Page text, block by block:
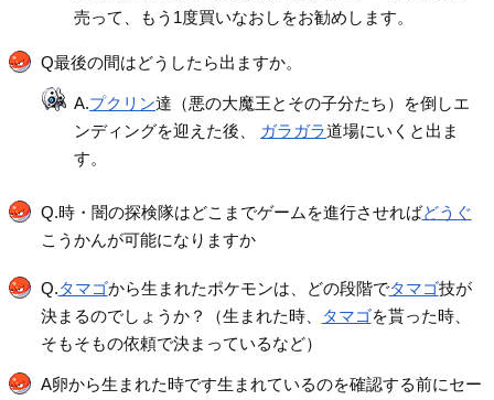
売って、もう1度買いなおしをお勧めします。
Q最後の間はどうしたら出ますか。
A.プクリン達（悪の大魔王とその子分たち）を倒しエ
ンディングを迎えた後、
ガラガラ道場にいくと出ま
す。
Q.時・闇の探検隊はどこまでゲームを進行させればどうぐ
こうかんが可能になりますか
Q.タマゴから生まれたポケモンは、どの段階でタマゴ技が
決まるのでしょうか？（生まれた時、
タマゴを貰った時、
そもそもの依頼で決まっているなど）
A卵から生まれた時です生まれているのを確認する前にセー